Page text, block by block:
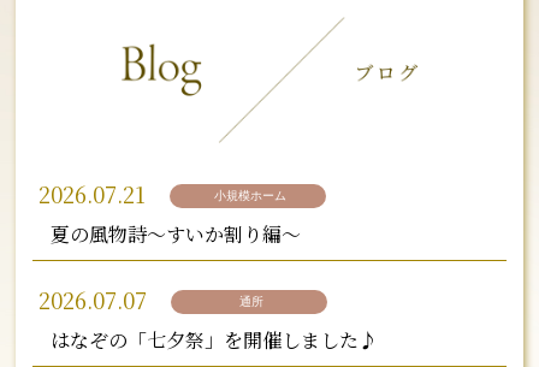
2026.07.21 小規模ホーム
夏の風物詩～すいか割り編～
2026.07.07 通所
はなぞの「七夕祭」を開催しました♪